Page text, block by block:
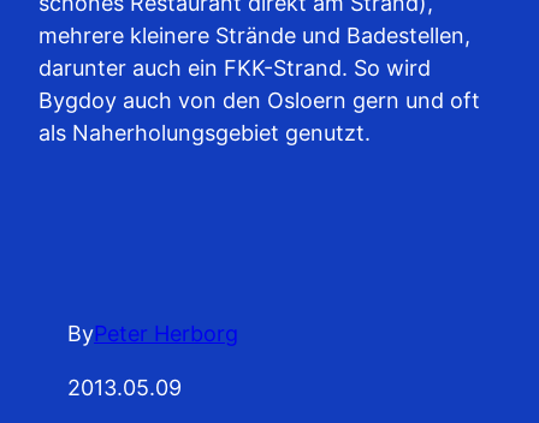
mehrere kleinere Strände und Badestellen,
darunter auch ein FKK-Strand. So wird
Bygdoy auch von den Osloern gern und oft
als Naherholungsgebiet genutzt.
ByPeter Herborg
2013.05.09